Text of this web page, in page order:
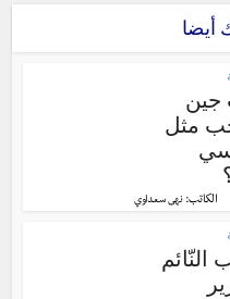
أيضا
مثل
الكاتب: نهى سعداوي